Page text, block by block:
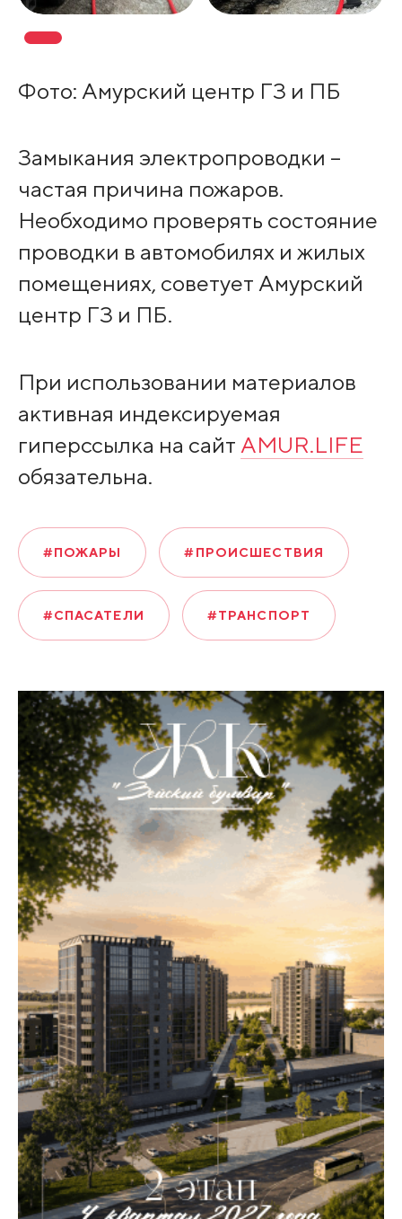
Фото: Амурский центр ГЗ и ПБ
Замыкания электропроводки –
частая причина пожаров.
Необходимо проверять состояние
проводки в автомобилях и жилых
помещениях, советует Амурский
центр ГЗ и ПБ.
При использовании материалов
активная индексируемая
гиперссылка на сайт AMUR.LIFE
обязательна.
#ПОЖАРЫ #ПРОИСШЕСТВИЯ
#СПАСАТЕЛИ #ТРАНСПОРТ